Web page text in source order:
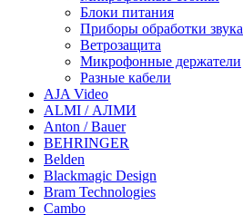
Блоки питания
Приборы обработки звука
Ветрозащита
Микрофонные держатели
Разные кабели
AJA Video
ALMI / АЛМИ
Anton / Bauer
BEHRINGER
Belden
Blackmagic Design
Bram Technologies
Cambo